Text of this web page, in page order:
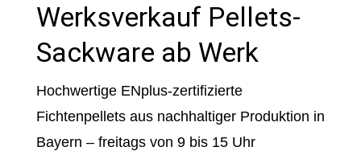
Werksverkauf Pellets-
Sackware ab Werk
Hochwertige ENplus-zertifizierte
Fichtenpellets aus nachhaltiger Produktion in
Bayern – freitags von 9 bis 15 Uhr